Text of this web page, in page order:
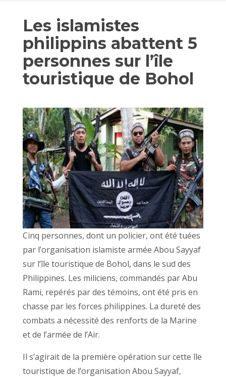
Les islamistes
philippins abattent 5
personnes sur l’île
touristique de Bohol
Cinq personnes, dont un policier, ont été tuées
par l’organisation islamiste armée Abou Sayyaf
sur l’île touristique de Bohol, dans le sud des
Philippines. Les miliciens, commandés par Abu
Rami, repérés par des témoins, ont été pris en
chasse par les forces philippines. La dureté des
combats a nécessité des renforts de la Marine
et de l’armée de l’Air.
Il s’agirait de la première opération sur cette île
touristique de l’organisation Abou Sayyaf,